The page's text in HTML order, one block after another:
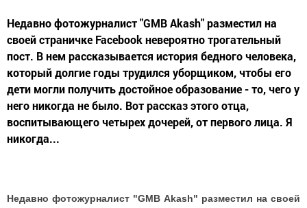
Недавно фотожурналист "GMB Akash" разместил на
своей страничке Facebook невероятно трогательный
пост. В нем рассказывается история бедного человека,
который долгие годы трудился уборщиком, чтобы его
дети могли получить достойное образование - то, чего у
него никогда не было. Вот рассказ этого отца,
воспитывающего четырех дочерей, от первого лица. Я
никогда...
Недавно фотожурналист "GMB Akash" разместил на своей